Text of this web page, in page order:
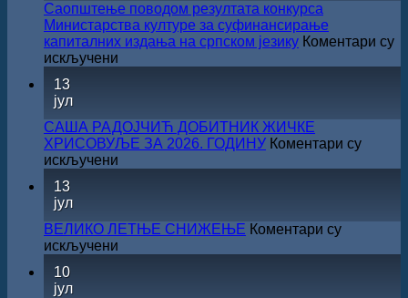
Саопштење поводом резултата конкурса
Министарства културе за суфинансирање
капиталних издања на српском језику Коментари су
искључени
конкурса
Министарства
културе
за
издања
на
српском
13
јул
САША РАДОЈЧИЋ ДОБИТНИК ЖИЧКЕ
ХРИСОВУЉЕ ЗА 2026. ГОДИНУ Коментари су
искључени
ЖИЧКЕ
ХРИСОВУЉЕ
ЗА
13
јул
ВЕЛИКО ЛЕТЊЕ СНИЖЕЊЕ Коментари су
искључени
10
јул